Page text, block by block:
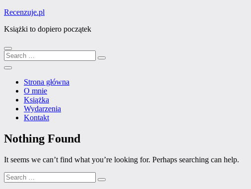
Skip
content
Recenzuje.pl
Książki to dopiero początek
Search
Search
for:
Close
Menu
Strona główna
O mnie
Książka
Wydarzenia
Kontakt
Nothing Found
It seems we can’t find what you’re looking for. Perhaps searching can help.
Search
for:
Search